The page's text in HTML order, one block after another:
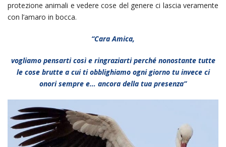
protezione animali e vedere cose del genere ci lascia veramente
con l’amaro in bocca.
“Cara Amica,
vogliamo pensarti così e ringraziarti perché nonostante tutte
le cose brutte a cui ti obblighiamo ogni giorno tu invece ci
onori sempre e… ancora della tua presenza”